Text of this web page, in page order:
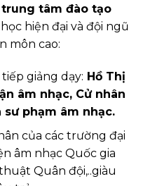
trung tâm đào tạo
hiện đại và đội ngũ
môn cao:
giảng dạy: Hồ Thị
âm nhạc, Cử nhân
phạm âm nhạc.
của các trường đại
âm nhạc Quốc gia
Quân đội,..giàu